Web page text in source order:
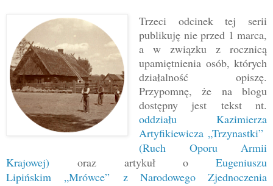
Trzeci odcinek tej serii
publikuję nie przed 1 marca,
a w związku z rocznicą
upamiętnienia osób, których
działalność opiszę.
Przypomnę, że na blogu
dostępny jest tekst nt.
oddziału Kazimierza
Artyfikiewicza „Trzynastki”
(Ruch Oporu Armii
Krajowej) oraz artykuł o Eugeniuszu
Lipińskim „Mrówce” z Narodowego Zjednoczenia